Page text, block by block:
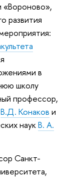
«Вороново»,
развития
в
школу
профессор,
В.Д. Конаков и
наукВ. А.
Санкт-